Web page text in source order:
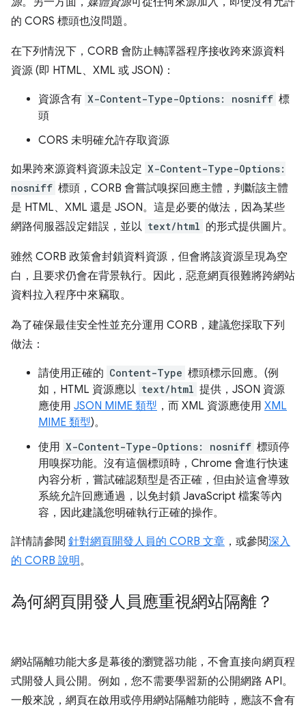
的 CORS 標頭也沒問題。
在下列情況下，CORB 會防止轉譯器程序接收跨來源資料
資源 (即 HTML、XML 或 JSON)：
資源含有 X-Content-Type-Options: nosniff 標
頭
CORS 未明確允許存取資源
如果跨來源資料資源未設定 X-Content-Type-Options:
nosniff 標頭，CORB 會嘗試嗅探回應主體，判斷該主體
是 HTML、XML 還是 JSON。這是必要的做法，因為某些
網路伺服器設定錯誤，並以 text/html 的形式提供圖片。
雖然 CORB 政策會封鎖資料資源，但會將該資源呈現為空
白，且要求仍會在背景執行。因此，惡意網頁很難將跨網站
資料拉入程序中來竊取。
為了確保最佳安全性並充分運用 CORB，建議您採取下列
做法：
請使用正確的 Content-Type 標頭標示回應。(例
如，HTML 資源應以 text/html 提供，JSON 資源
應使用 JSON MIME 類型 ，而 XML 資源應使用 XML
MIME 類型)。
使用 X-Content-Type-Options: nosniff 標頭停
用嗅探功能。沒有這個標頭時，Chrome 會進行快速
內容分析，嘗試確認類型是否正確，但由於這會導致
系統允許回應通過，以免封鎖 JavaScript 檔案等內
容，因此建議您明確執行正確的操作。
詳情請參閱 針對網頁開發人員的 CORB 文章 ，或參閱深入
的 CORB 說明。
為何網頁開發人員應重視網站隔離？
網站隔離功能大多是幕後的瀏覽器功能，不會直接向網頁程
式開發人員公開。例如，您不需要學習新的公開網路 API。
一般來說，網頁在啟用或停用網站隔離功能時，應該不會有